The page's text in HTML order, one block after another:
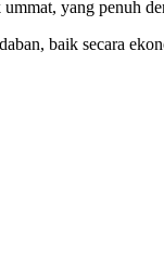
yang penuh
baik secara